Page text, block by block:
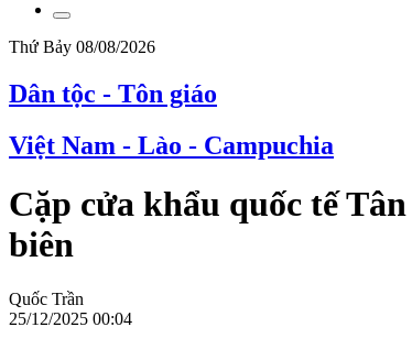
Thứ Bảy 08/08/2026
Dân tộc - Tôn giáo
Việt Nam - Lào - Campuchia
Cặp cửa khẩu quốc tế
biên
Quốc Trần
25/12/2025 00:04